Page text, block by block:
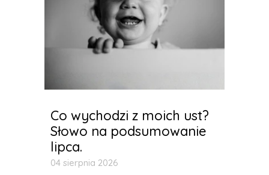
Co wychodzi z moich ust?
Słowo na podsumowanie
lipca.
04 sierpnia 2026